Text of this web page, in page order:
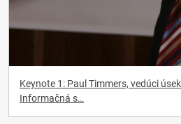
Keynote 1: Paul Timmers, vedúci
Informačná s…